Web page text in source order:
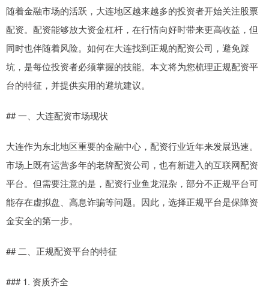
随着金融市场的活跃，大连地区越来越多的投资者开始关注股票
配资。配资能够放大资金杠杆，在行情向好时带来更高收益，但
同时也伴随着风险。如何在大连找到正规的配资公司，避免踩
坑，是每位投资者必须掌握的技能。本文将为您梳理正规配资平
台的特征，并提供实用的避坑建议。
## 一、大连配资市场现状
大连作为东北地区重要的金融中心，配资行业近年来发展迅速。
市场上既有运营多年的老牌配资公司，也有新进入的互联网配资
平台。但需要注意的是，配资行业鱼龙混杂，部分不正规平台可
能存在虚拟盘、高息诈骗等问题。因此，选择正规平台是保障资
金安全的第一步。
## 二、正规配资平台的特征
### 1. 资质齐全